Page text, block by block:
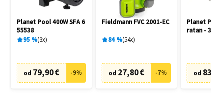
Planet Pool 400W SFA 6
55538
95% 3x
od 79,90 € -9%
Fieldmann FVC 2001-EC
84% 54x
od 27,80 € -7%
Planet
ratan - 305
od